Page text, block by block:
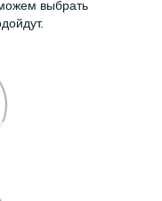
выбрать